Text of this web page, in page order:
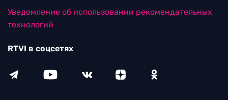
Уведомление об использовании рекомендательных
технологий
RTVI в соцсетях